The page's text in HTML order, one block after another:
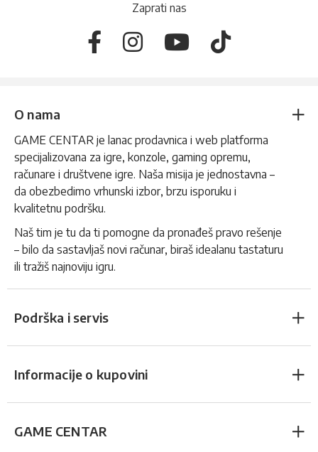
Zaprati nas
O nama
GAME CENTAR je lanac prodavnica i web platforma
specijalizovana za igre, konzole, gaming opremu,
računare i društvene igre. Naša misija je jednostavna –
da obezbedimo vrhunski izbor, brzu isporuku i
kvalitetnu podršku.
Naš tim je tu da ti pomogne da pronađeš pravo rešenje
– bilo da sastavljaš novi računar, biraš idealanu tastaturu
ili tražiš najnoviju igru.
Podrška i servis
Informacije o kupovini
GAME CENTAR